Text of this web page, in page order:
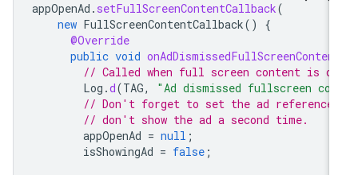
appOpenAd.setFullScreenContentCallback
new FullScreenContentCallback ()
@Override
public void
// Called when full screen content is
Log.d(TAG,
"Ad dismissed fullscreen
// Don't forget to set the ad reference
// don't show the ad a second time.
appOpenAd
= null
isShowingAd
= false